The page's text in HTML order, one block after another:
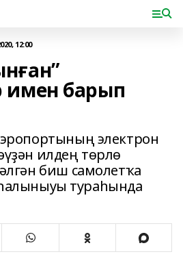
12:00
имен барып
электрон
илдең төрлө
биш самолетҡа
тураһында